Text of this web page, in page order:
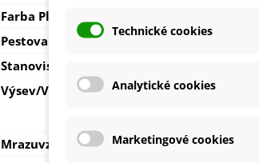
Farba Plodu
Pestovanie
Stanovisko
Výsev/výsadba
Apríl
Mrazuvzdornosť
Áno
Technické cookies
Analytické cookies
Marketingové cookies